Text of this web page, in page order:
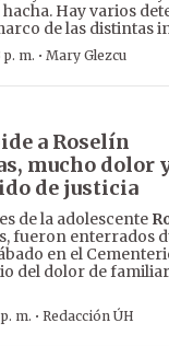
Hay varios
de las distintas
m. · Mary Glezcu
a Roselín
mucho dolor
de justicia
de la adolescente
fueron enterrados
en el
del dolor de
m. · Redacción ÚH